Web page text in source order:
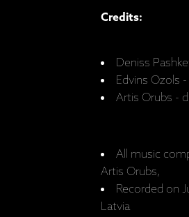
Credits:
Deniss
Edvins Ozols -
Artis Orubs -
All music
Artis Orubs,
Recorded on
Latvia